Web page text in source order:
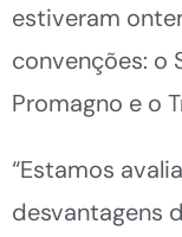
estiveram
convenções: o
Promagno e o
“Estamos
desvantagens